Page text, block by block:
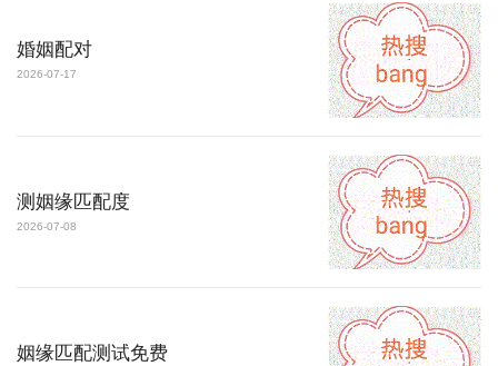
婚姻配对
2026-07-17
测姻缘匹配度
2026-07-08
姻缘匹配测试免费